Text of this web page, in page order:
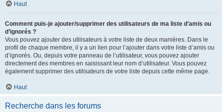
Haut
Comment puis-je ajouter/supprimer des utilisateurs de ma liste d’amis ou
d’ignorés ?
Vous pouvez ajouter des utilisateurs à votre liste de deux manières. Dans le
profil de chaque membre, il y a un lien pour l’ajouter dans votre liste d’amis ou
d’ignorés. Ou, depuis votre panneau de l’utilisateur, vous pouvez ajouter
directement des membres en saisissant leur nom d’utilisateur. Vous pouvez
également supprimer des utilisateurs de votre liste depuis cette même page.
Haut
Recherche dans les forums